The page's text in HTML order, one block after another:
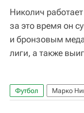
Николич
за это время он
и бронзовым
лиги, а также
Футбол Марко